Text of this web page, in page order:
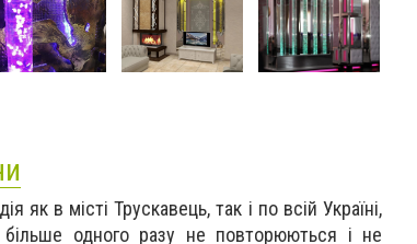
в місті Трускавець, так і по всій Україні,
більше одного разу не повторюються і не